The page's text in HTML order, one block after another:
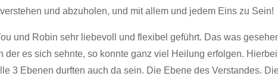
und abzuholen, und mit allem und jedem Eins zu Sein!
und Robin sehr liebevoll und flexibel geführt. Das was
der es sich sehnte, so konnte ganz viel Heilung erfolgen.
3 Ebenen durften auch da sein. Die Ebene des Verstandes.